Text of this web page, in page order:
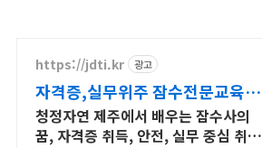
https://jdti.kr 광고
자격증,실무위주 잠수전문교육
자격증취득,직업훈련,해특과정
청정자연 제주에서 배우는 잠수사의
꿈, 자격증 취득, 안전, 실무 중심 취업